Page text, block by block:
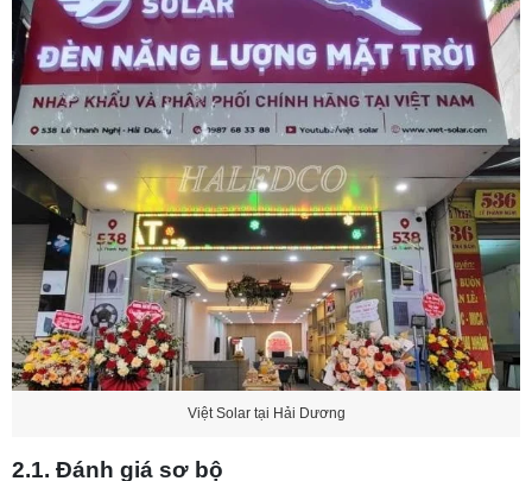
Việt Solar tại Hải Dương
2.1. Đánh giá sơ bộ